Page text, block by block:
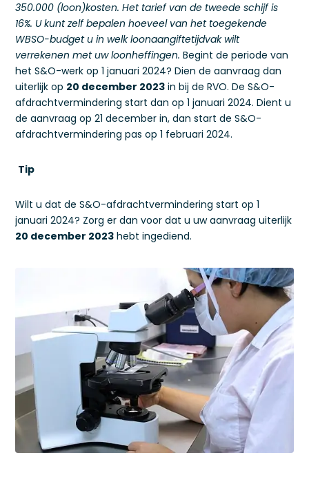
350.000 (loon)kosten. Het tarief van de tweede schijf is
16%. U kunt zelf bepalen hoeveel van het toegekende
WBSO-budget u in welk loonaangiftetijdvak wilt
verrekenen met uw loonheffingen.Begint de periode van
het S&O-werk op 1 januari 2024? Dien de aanvraag dan
uiterlijk op 20 december 2023 in bij de RVO. De S&O-
afdrachtvermindering start dan op 1 januari 2024. Dient u
de aanvraag op 21 december in, dan start de S&O-
afdrachtvermindering pas op 1 februari 2024.
Tip
Wilt u dat de S&O-afdrachtvermindering start op 1
januari 2024? Zorg er dan voor dat u uw aanvraag uiterlijk
20 december 2023 hebt ingediend.